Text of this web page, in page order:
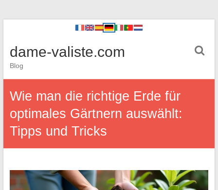
dame-valiste.com
Blog
Wie man die richtige Erde für
optimales Gärtnern auswählt:
Tipps und Tricks